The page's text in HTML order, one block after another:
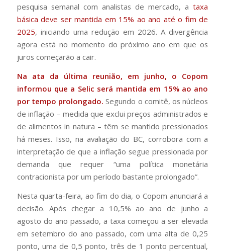
pesquisa semanal com analistas de mercado, ataxa
básica deve ser mantida em 15% ao ano até o fim de
2025, iniciando uma redução em 2026. A divergência
agora está no momento do próximo ano em que os
juros começarão a cair.
Na ata da última reunião, em junho, o Copom
informou que a Selic será mantida em 15% ao ano
por tempo prolongado. Segundo o comitê, os núcleos
de inflação – medida que exclui preços administrados e
de alimentos in natura – têm se mantido pressionados
há meses. Isso, na avaliação do BC, corrobora com a
interpretação de que a inflação segue pressionada por
demanda que requer “uma política monetária
contracionista por um período bastante prolongado”.
Nesta quarta-feira, ao fim do dia, o Copom anunciará a
decisão. Após chegar a 10,5% ao ano de junho a
agosto do ano passado, a taxa começou a ser elevada
em setembro do ano passado, com uma alta de 0,25
ponto, uma de 0,5 ponto, três de 1 ponto percentual,